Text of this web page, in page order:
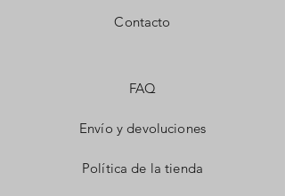
Contacto
FAQ
Envío y devoluciones
Política de la tienda